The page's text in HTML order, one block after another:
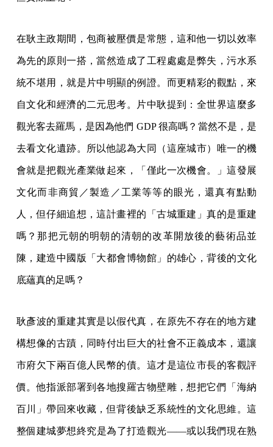
在耿主政期間，包商被壓價是常態，這和他一切以效率
為先的原則一搭，當然造成了工程處處是弊失，污水系
統不堪用，就是片中明顯的例證。而更精彩的觀點，來
自文化和經濟的二元思考。片中耿提到：全世界這麼多
觀光客去羅馬，是因為他們 GDP 很高嗎？當然不是，是
去看文化遺跡。所以他認為大同（這座城市）唯一的機
會就是把觀光產業做起來，「僅此一次機會。」這發展
文化而非商貿／製造／工業等等的眼光，還真有點動
人，但仔細追想，這計畫裡的「古城重建」真的是重建
嗎？那把元朝的明朝的清朝的改革開放後的藝術品並
陳，建造中國版「大都會博物館」的雄心，背後的文化
底蘊真的足嗎？
耿彥波的重建其實是以假代真，在原先不存在的地方建
構想像的古蹟，同時付出巨大的社會不正義成本，還讓
市府欠下兩百億人民幣的債。這才是這位市長的客觀評
價。他指派部署到各地搜羅古物壁雕，想把它們「海納
百川」帶回來收藏，但背後缺乏系統性的文化思維。這
整個建城夢想終究是為了打造觀光——或以我們現在熟